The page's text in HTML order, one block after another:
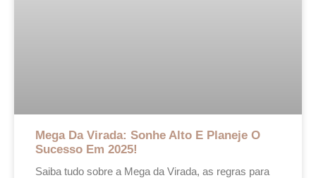
Mega Da Virada: Sonhe Alto E Planeje O
Sucesso Em 2025!
Saiba tudo sobre a Mega da Virada, as regras para